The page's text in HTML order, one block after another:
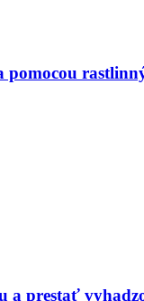
pomocou
prestať